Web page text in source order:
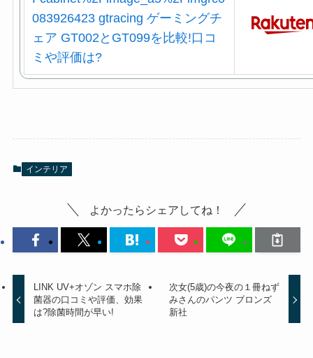
インテリア
よかったらシェアしてね！
LINK UV+オゾン スマホ除
菌器の口コミや評価、効果
は?除菌時間が早い!
次女(5歳)の今夜の１冊ねず
みさんのパンツ ブロンズ
新社